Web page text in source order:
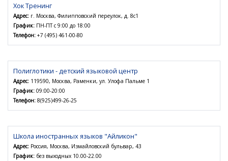
Хок Тренинг
Адрес: г. Москва, Филипповский переулок, д. 8с1
График: ПН-ПТ с 9:00 до 18:00
Телефон: +7 (495) 461-00-80
Полиглотики - детский языковой центр
Адрес: 119590, Москва, Раменки, ул. Улофа Пальме 1
График: 09:00-20:00
Телефон: 8(925)499-26-25
Школа иностранных языков "Айликон"
Адрес: Россия, Москва, Измайловский бульвар, 43
График: без выходных 10.00-22.00